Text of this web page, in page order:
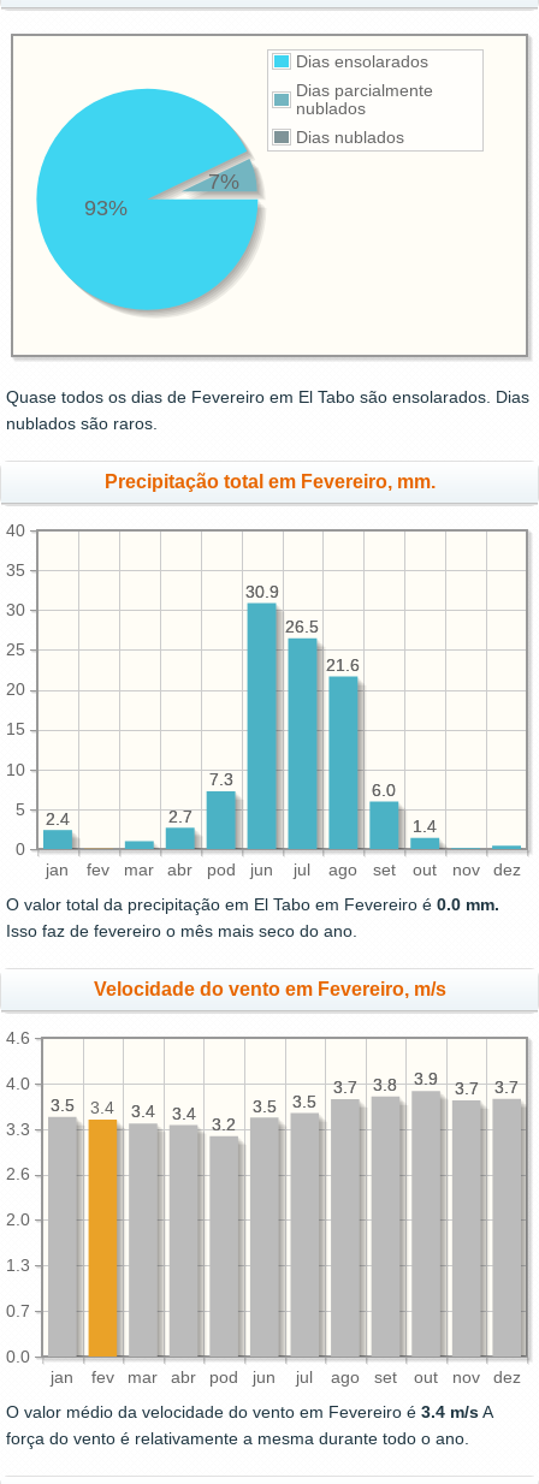
Dias ensolarados
Dias parcialmente
nublados
Dias nublados
93%
7%
Quase todos os dias de Fevereiro em El Tabo são ensolarados. Dias
nublados são raros.
Precipitação total em Fevereiro, mm.
jan fev mar abr pod jun jul ago set out nov dez
0
5
10
15
20
25
30
35
40
1.4
6.0
21.6
26.5
30.9
7.3
2.7
2.4 1.4
6.0
21.6
26.5
30.9
7.3
2.7
2.4
O valor total da precipitação em El Tabo em Fevereiro é 0.0 mm.
Isso faz de fevereiro o mês mais seco do ano.
Velocidade do vento em Fevereiro, m/s
jan fev mar abr pod jun jul ago set out nov dez
0.0
0.7
1.3
2.0
2.6
3.3
4.0
4.6
3.7
3.7
3.9
3.8
3.7
3.5
3.5
3.2
3.4
3.4
3.5
3.7
3.7
3.9
3.8
3.7
3.5
3.5
3.2
3.4
3.4
3.4
3.5
O valor médio da velocidade do vento em Fevereiro é 3.4 m/sA
força do vento é relativamente a mesma durante todo o ano.